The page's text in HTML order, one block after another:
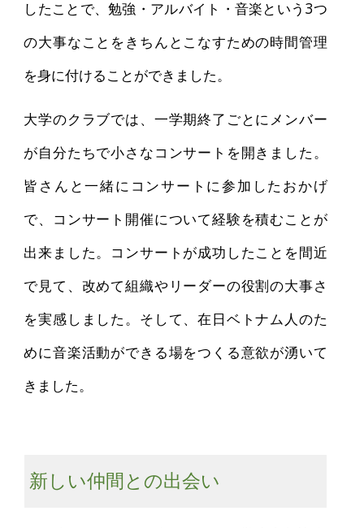
したことで、勉強・アルバイト・音楽という3つ
の大事なことをきちんとこなすための時間管理
を身に付けることができました。
大学のクラブでは、一学期終了ごとにメンバー
が自分たちで小さなコンサートを開きました。
皆さんと一緒にコンサートに参加したおかげ
で、コンサート開催について経験を積むことが
出来ました。コンサートが成功したことを間近
で見て、改めて組織やリーダーの役割の大事さ
を実感しました。そして、在日ベトナム人のた
めに音楽活動ができる場をつくる意欲が湧いて
きました。
新しい仲間との出会い